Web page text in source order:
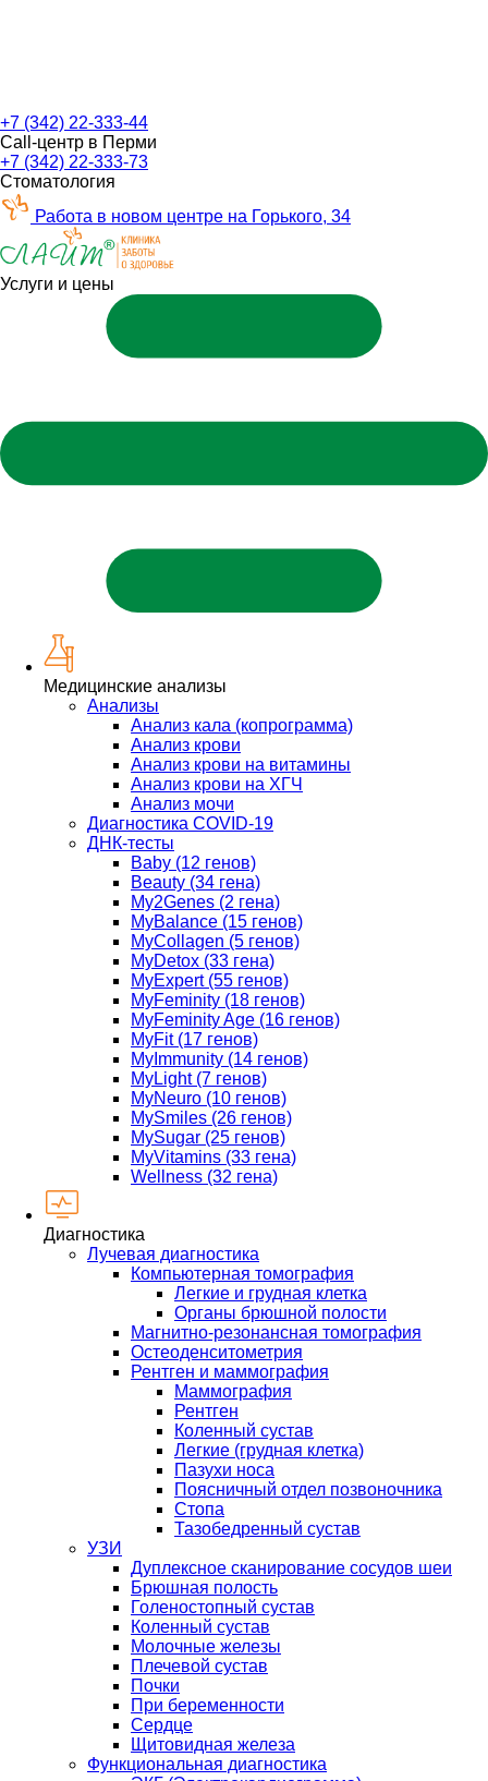
+7 (342) 22-333-44
Call-центр в Перми
+7 (342) 22-333-73
Стоматология
Работа в новом центре на Горького, 34
Услуги и цены
Медицинские анализы
Анализы
Анализ кала (копрограмма)
Анализ крови
Анализ крови на витамины
Анализ крови на ХГЧ
Анализ мочи
Диагностика COVID-19
ДНК-тесты
Baby (12 генов)
Beauty (34 гена)
My2Genes (2 гена)
MyBalance (15 генов)
MyCollagen (5 генов)
MyDetox (33 гена)
MyExpert (55 генов)
MyFeminity (18 генов)
MyFeminity Age (16 генов)
MyFit (17 генов)
MyImmunity (14 генов)
MyLight (7 генов)
MyNeuro (10 генов)
MySmiles (26 генов)
MySugar (25 генов)
MyVitamins (33 гена)
Wellness (32 гена)
Диагностика
Лучевая диагностика
Компьютерная томография
Легкие и грудная клетка
Органы брюшной полости
Магнитно-резонансная томография
Остеоденситометрия
Рентген и маммография
Маммография
Рентген
Коленный сустав
Легкие (грудная клетка)
Пазухи носа
Поясничный отдел позвоночника
Стопа
Тазобедренный сустав
УЗИ
Дуплексное сканирование сосудов шеи
Брюшная полость
Голеностопный сустав
Коленный сустав
Молочные железы
Плечевой сустав
Почки
При беременности
Сердце
Щитовидная железа
Функциональная диагностика